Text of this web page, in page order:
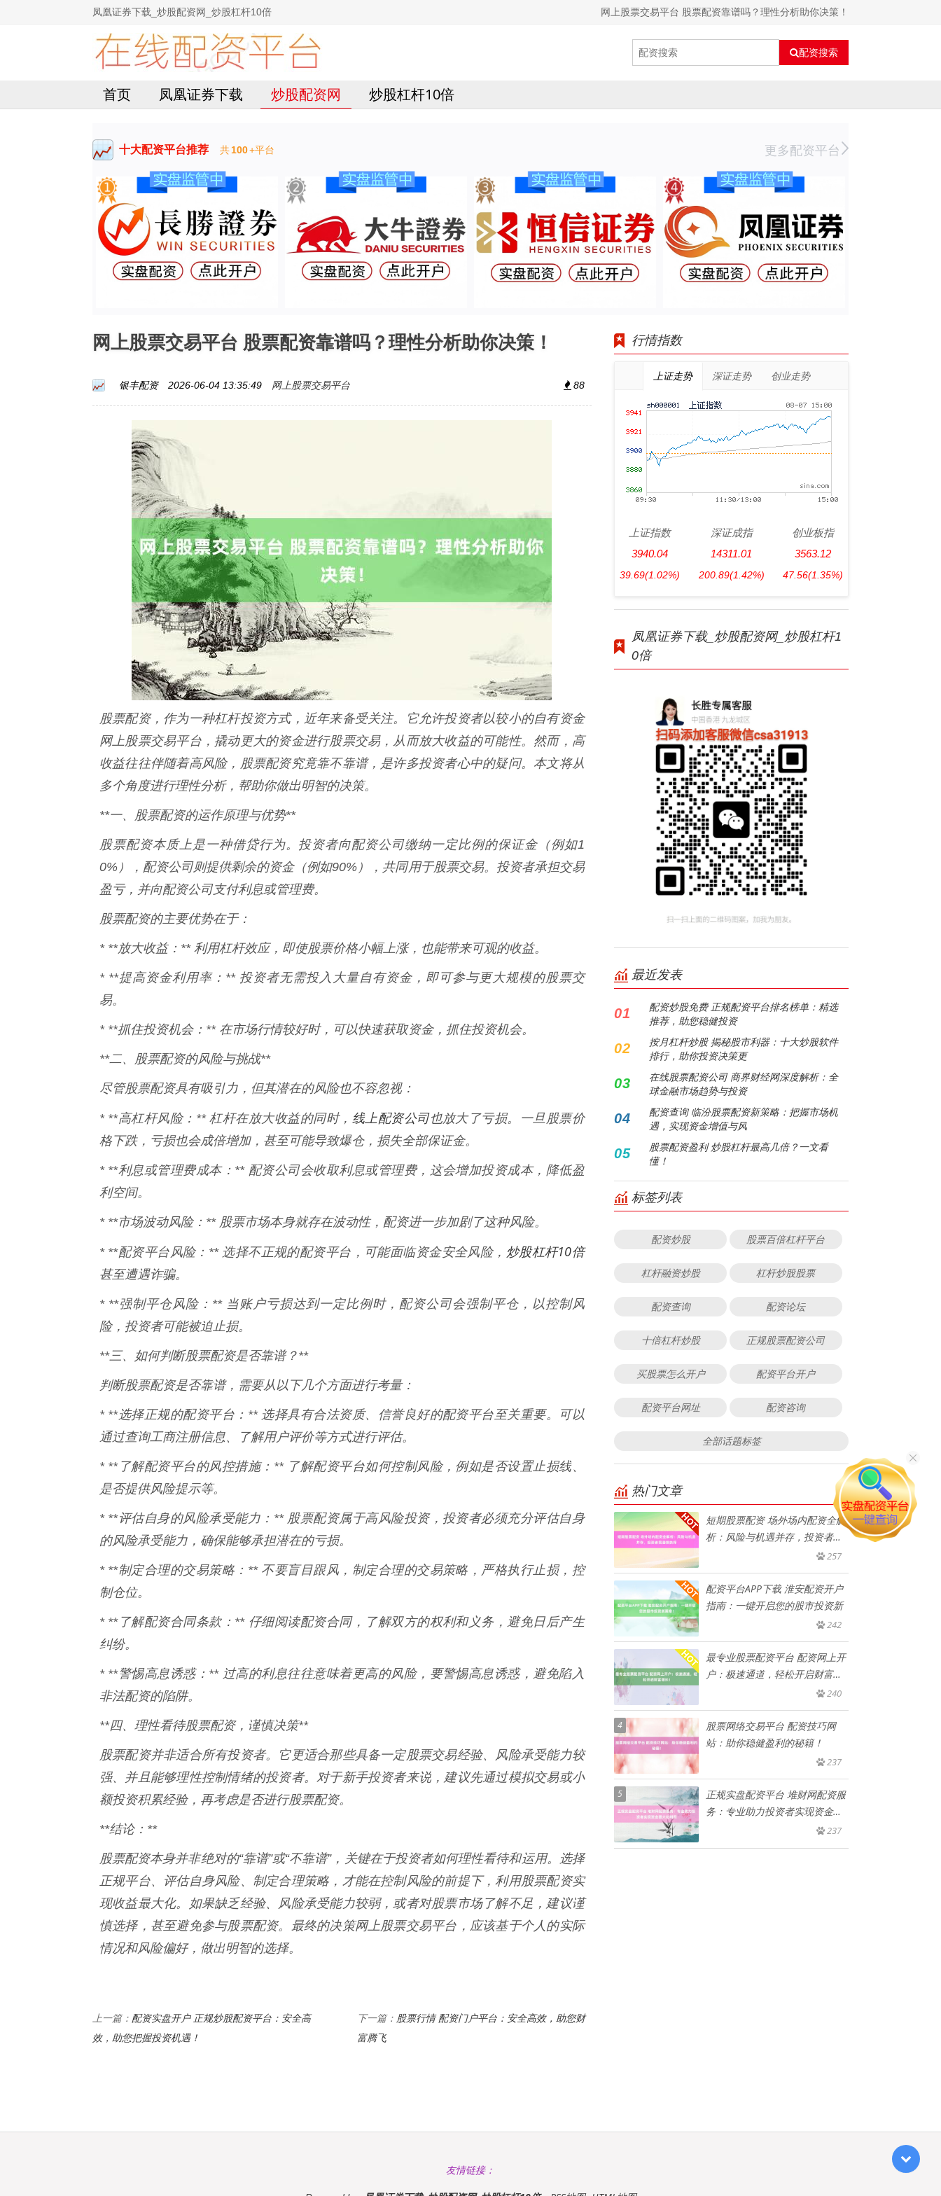
凤凰证券下载_炒股配资网_炒股杠杆10倍 网上股票交易平台 股票配资靠谱吗？理性分析助你决策！
配资搜索
首页 凤凰证券下载 炒股配资网 炒股杠杆10倍
十大配资平台推荐 共100+平台 更多配资平台
网上股票交易平台 股票配资靠谱吗？理性分析助你决策！
银丰配资 2026-06-04 13:35:49 网上股票交易平台 88
股票配资，作为一种杠杆投资方式，近年来备受关注。它允许投资者以较小的自有资金
网上股票交易平台，撬动更大的资金进行股票交易，从而放大收益的可能性。然而，高
收益往往伴随着高风险，股票配资究竟靠不靠谱，是许多投资者心中的疑问。本文将从
多个角度进行理性分析，帮助你做出明智的决策。
**一、股票配资的运作原理与优势**
股票配资本质上是一种借贷行为。投资者向配资公司缴纳一定比例的保证金（例如1
0%），配资公司则提供剩余的资金（例如90%），共同用于股票交易。投资者承担交易
盈亏，并向配资公司支付利息或管理费。
股票配资的主要优势在于：
* **放大收益：** 利用杠杆效应，即使股票价格小幅上涨，也能带来可观的收益。
* **提高资金利用率：** 投资者无需投入大量自有资金，即可参与更大规模的股票交
易。
* **抓住投资机会：** 在市场行情较好时，可以快速获取资金，抓住投资机会。
**二、股票配资的风险与挑战**
尽管股票配资具有吸引力，但其潜在的风险也不容忽视：
* **高杠杆风险：** 杠杆在放大收益的同时， 线上配资公司也放大了亏损。一旦股票价
格下跌，亏损也会成倍增加，甚至可能导致爆仓，损失全部保证金。
* **利息或管理费成本：** 配资公司会收取利息或管理费，这会增加投资成本，降低盈
利空间。
* **市场波动风险：** 股票市场本身就存在波动性，配资进一步加剧了这种风险。
* **配资平台风险：** 选择不正规的配资平台，可能面临资金安全风险， 炒股杠杆10倍
甚至遭遇诈骗。
* **强制平仓风险：** 当账户亏损达到一定比例时，配资公司会强制平仓，以控制风
险，投资者可能被迫止损。
**三、如何判断股票配资是否靠谱？**
判断股票配资是否靠谱，需要从以下几个方面进行考量：
* **选择正规的配资平台：** 选择具有合法资质、信誉良好的配资平台至关重要。可以
通过查询工商注册信息、了解用户评价等方式进行评估。
* **了解配资平台的风控措施：** 了解配资平台如何控制风险，例如是否设置止损线、
是否提供风险提示等。
* **评估自身的风险承受能力：** 股票配资属于高风险投资，投资者必须充分评估自身
的风险承受能力，确保能够承担潜在的亏损。
* **制定合理的交易策略：** 不要盲目跟风，制定合理的交易策略，严格执行止损，控
制仓位。
* **了解配资合同条款：** 仔细阅读配资合同，了解双方的权利和义务，避免日后产生
纠纷。
* **警惕高息诱惑：** 过高的利息往往意味着更高的风险，要警惕高息诱惑，避免陷入
非法配资的陷阱。
**四、理性看待股票配资，谨慎决策**
股票配资并非适合所有投资者。它更适合那些具备一定股票交易经验、风险承受能力较
强、并且能够理性控制情绪的投资者。对于新手投资者来说，建议先通过模拟交易或小
额投资积累经验，再考虑是否进行股票配资。
**结论：**
股票配资本身并非绝对的“靠谱”或“不靠谱”，关键在于投资者如何理性看待和运用。选择
正规平台、评估自身风险、制定合理策略，才能在控制风险的前提下，利用股票配资实
现收益最大化。如果缺乏经验、风险承受能力较弱，或者对股票市场了解不足，建议谨
慎选择，甚至避免参与股票配资。最终的决策网上股票交易平台，应该基于个人的实际
情况和风险偏好，做出明智的选择。
上一篇： 配资实盘开户 正规炒股配资平台：安全高
效，助您把握投资机遇！
下一篇： 股票行情 配资门户平台：安全高效，助您财
富腾飞
行情指数
上证走势 深证走势 创业走势
上证指数
3940.04
39.69(1.02%)
深证成指
14311.01
200.89(1.42%)
创业板指
3563.12
47.56(1.35%)
凤凰证券下载_炒股配资网_炒股杠杆1
0倍
最近发表
01
配资炒股免费 正规配资平台排名榜单：精选
推荐，助您稳健投资
02
按月杠杆炒股 揭秘股市利器：十大炒股软件
排行，助你投资决策更
03
在线股票配资公司 商界财经网深度解析：全
球金融市场趋势与投资
04
配资查询 临汾股票配资新策略：把握市场机
遇，实现资金增值与风
05
股票配资盈利 炒股杠杆最高几倍？一文看
懂！
标签列表
配资炒股 股票百倍杠杆平台
杠杆融资炒股 杠杆炒股股票
配资查询 配资论坛
十倍杠杆炒股 正规股票配资公司
买股票怎么开户 配资平台开户
配资平台网址 配资咨询
全部话题标签
热门文章
短期股票配资 场外场内配资全解
析：风险与机遇并存，投资者需
257
配资平台APP下载 淮安配资开户
指南：一键开启您的股市投资新
242
最专业股票配资平台 配资网上开
户：极速通道，轻松开启财富增
240
4
股票网络交易平台 配资技巧网
站：助你稳健盈利的秘籍！
237
5
正规实盘配资平台 堆财网配资服
务：专业助力投资者实现资金最
237
友情链接：